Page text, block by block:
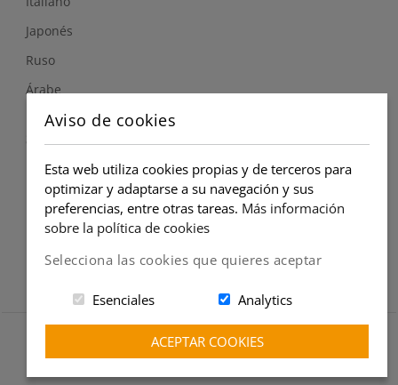
Japonés
Ruso
Árabe
Instagram
Copyright © Globalteach 2021
Aviso de cookies
Esta web utiliza cookies propias y de terceros para
optimizar y adaptarse a su navegación y sus
preferencias, entre otras tareas. Más información
sobre la política de cookies
Selecciona las cookies que quieres aceptar
Esenciales Analytics
ACEPTAR COOKIES